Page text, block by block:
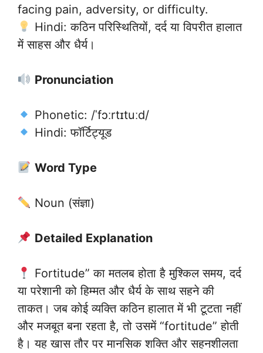
facing pain, adversity, or difficulty.
Hindi: कठिन परिस्थितियों, दर्द या विपरीत हालात
में साहस और धैर्य।
Pronunciation
Phonetic: /ˈfɔːrtɪtuːd/
Hindi: फॉर्टिट्यूड
Word Type
Noun (संज्ञा)
Detailed Explanation
Fortitude” का मतलब होता है मुश्किल समय, दर्द
या परेशानी को हिम्मत और धैर्य के साथ सहने की
ताकत। जब कोई व्यक्ति कठिन हालात में भी टूटता नहीं
और मजबूत बना रहता है, तो उसमें “fortitude” होती
है। यह खास तौर पर मानसिक शक्ति और सहनशीलता